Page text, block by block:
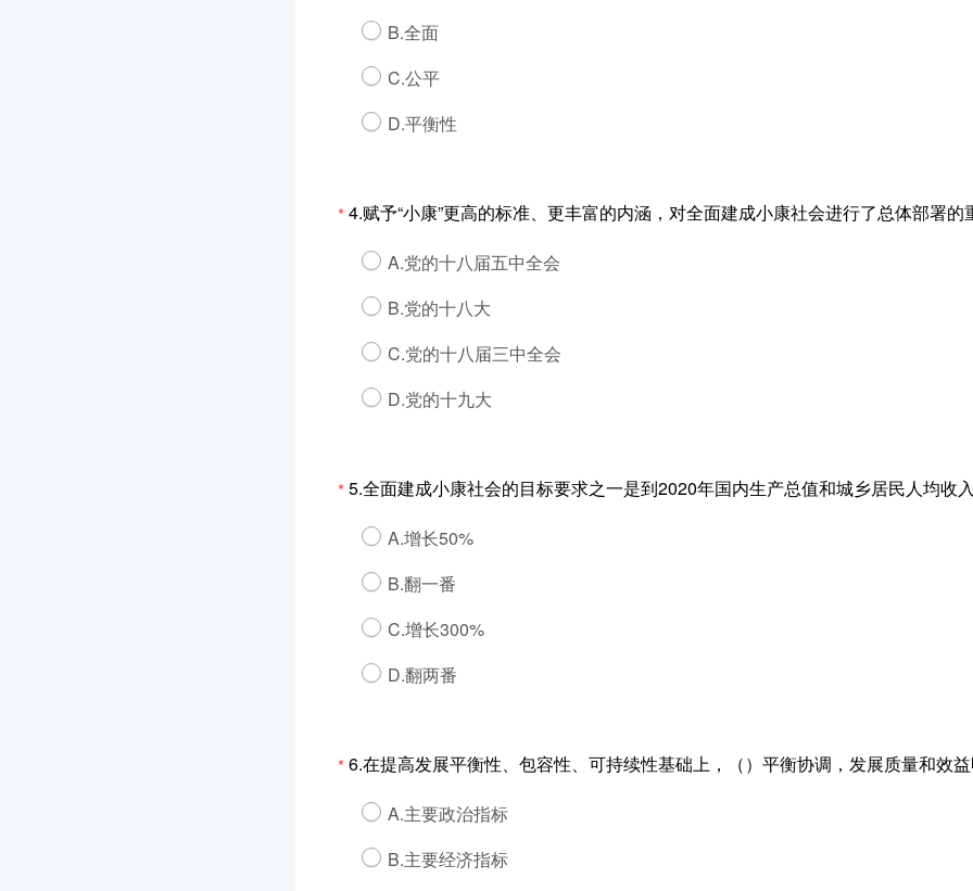
B.全面
C.公平
D.平衡性
*4.赋予“小康”更高的标准、更丰富的内涵，对全面建成小康社会进行了总体部署的
A.党的十八届五中全会
B.党的十八大
C.党的十八届三中全会
D.党的十九大
*5.全面建成小康社会的目标要求之一是到2020年国内生产总值和城乡居民人均收
A.增长50%
B.翻一番
C.增长300%
D.翻两番
*6.在提高发展平衡性、包容性、可持续性基础上，（）平衡协调，发展质量和效
A.主要政治指标
B.主要经济指标